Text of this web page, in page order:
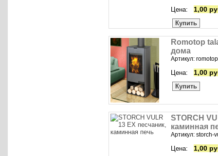
Цена: 1,00
Купить
Romotop
дома
Артикул:
Цена: 1,00
Купить
STORCH
каминная
Артикул: storch-
Цена: 1,00